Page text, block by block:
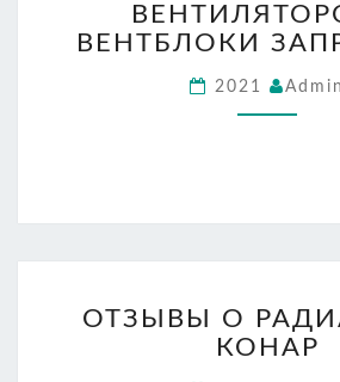
В
ВЕНТБЛОКИ
2021 Admin
О
ОТЗЫВЫ О
КОНАР